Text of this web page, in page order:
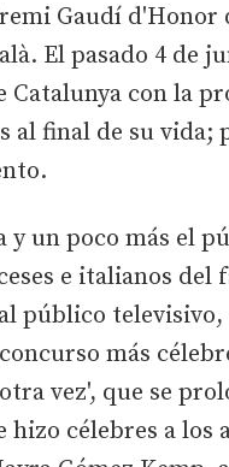
Gaudí d'Honor
El pasado 4 de
con la
al final de su vida;
un poco más el
e italianos
público televisivo,
más
vez', que se
hizo célebres a